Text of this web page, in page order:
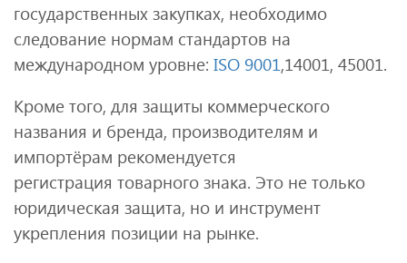
государственных закупках, необходимо
следование нормам стандартов на
международном уровне: ISO 9001,14001, 45001.
Кроме того, для защиты коммерческого
названия и бренда, производителям и
импортёрам рекомендуется
регистрация товарного знака. Это не только
юридическая защита, но и инструмент
укрепления позиции на рынке.